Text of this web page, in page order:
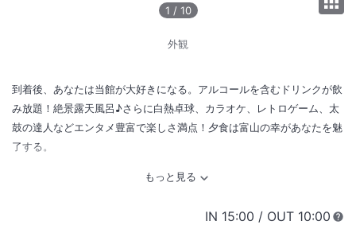
1 / 10
外観
到着後、あなたは当館が大好きになる。アルコールを含むドリンクが飲
み放題！絶景露天風呂♪さらに白熱卓球、カラオケ、レトロゲーム、太
鼓の達人などエンタメ豊富で楽しさ満点！夕食は富山の幸があなたを魅
了する。
IN チェックイン
15:00 / OUT チェック
10:00